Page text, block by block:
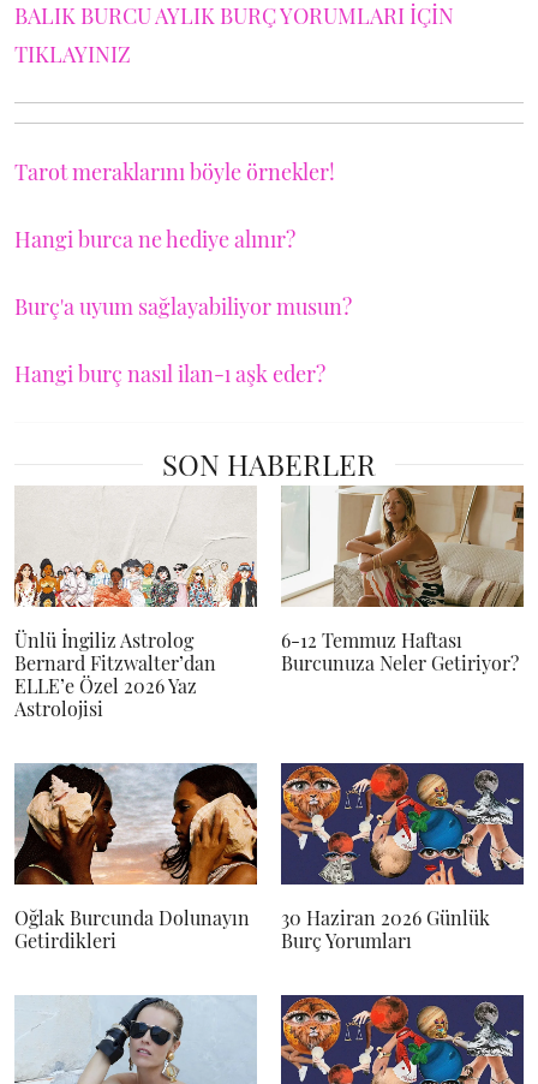
BALIK BURCU AYLIK BURÇ YORUMLARI İÇİN
TIKLAYINIZ
Tarot meraklarını böyle örnekler!
Hangi burca ne hediye alınır?
Burç'a uyum sağlayabiliyor musun?
Hangi burç nasıl ilan-ı aşk eder?
SON HABERLER
Ünlü İngiliz Astrolog
Bernard Fitzwalter’dan
ELLE’e Özel 2026 Yaz
Astrolojisi
6-12 Temmuz Haftası
Burcunuza Neler Getiriyor?
Oğlak Burcunda Dolunayın
Getirdikleri
30 Haziran 2026 Günlük
Burç Yorumları